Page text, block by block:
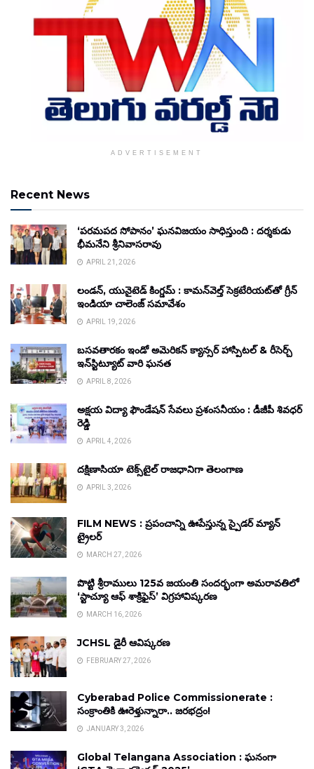
ADVERTISEMENT
Recent News
‘పరమపద సోపానం’ ఘనవిజయం సాధిస్తుంది : దర్శకుడు
భీమనేని శ్రీనివాసరావు
APRIL 21, 2026
లండన్, యునైటెడ్ కింగ్డమ్ : కామన్‌వెల్త్ సెక్రటేరియట్‌తో గ్రీన్
ఇండియా చాలెంజ్ సమావేశం
APRIL 19, 2026
బసవతారకం ఇండో అమెరికన్ క్యాన్సర్ హాస్పిటల్ & రీసెర్చ్
ఇన్‌స్టిట్యూట్ వారి ఘనత
APRIL 8, 2026
అక్షయ విద్యా ఫౌండేషన్ సేవలు ప్రశంసనీయం : డీజీపీ శివధర్
రెడ్డి
APRIL 4, 2026
దక్షిణాసియా టెక్స్‌టైల్ రాజధానిగా తెలంగాణ
APRIL 3, 2026
FILM NEWS : ప్రపంచాన్ని ఊపేస్తున్న స్పైడర్ మ్యాన్
ట్రైలర్
MARCH 27, 2026
పొట్టి శ్రీరాములు 125వ జయంతి సందర్భంగా అమరావతిలో
‘స్టాచ్యూ ఆఫ్ శాక్రిఫైస్’ విగ్రహావిష్కరణ
MARCH 16, 2026
JCHSL డైరీ ఆవిష్కరణ
FEBRUARY 27, 2026
Cyberabad Police Commissionerate :
సంక్రాంతికి ఊరెళ్తున్నారా.. జరభద్రం!
JANUARY 3, 2026
Global Telangana Association : ఘనంగా